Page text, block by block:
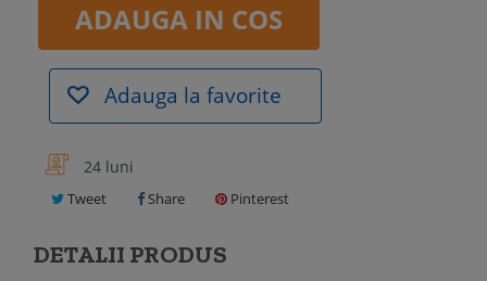
ADAUGA IN COS
Adauga la favorite
24 luni
Tweet Share Pinterest
DETALII PRODUS